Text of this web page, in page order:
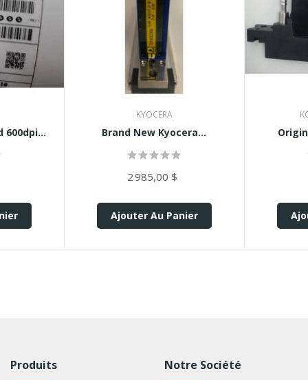
600dpi...
KYOCERA
Brand New Kyocera...
2 985,00 $
Ajouter Au Panier
Produits Notre Société